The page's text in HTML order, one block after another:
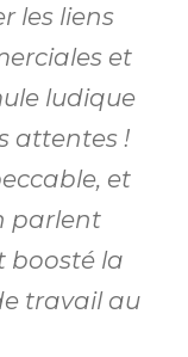
les liens
et
ludique
attentes !
et
parlent
boosté la
travail au